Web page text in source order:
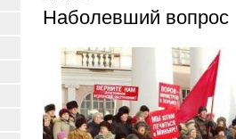
Наболевший вопрос